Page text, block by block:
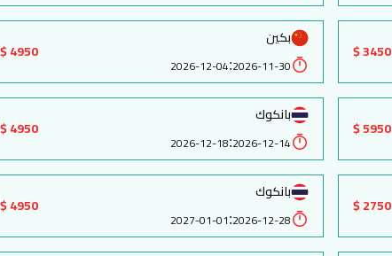
3450 $
بكين
2026-11-30
:
2026-12-04
4950 $
5950 $
بانكوك
2026-12-14
:
2026-12-18
4950 $
2750 $
بانكوك
2026-12-28
:
2027-01-01
4950 $